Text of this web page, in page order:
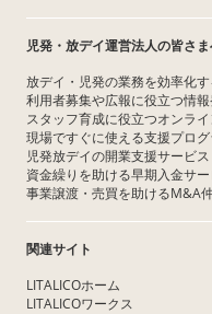
児発・放デイ運営法人の皆さ
放デイ・児発の業務を効率化
利用者募集や広報に役立つ情
スタッフ育成に役立つオンラ
現場ですぐに使える支援プロ
児発放デイの開業支援サービス
資金繰りを助ける早期入金サ
事業譲渡・売買を助けるM&A
関連サイト
LITALICOホーム
LITALICOワークス